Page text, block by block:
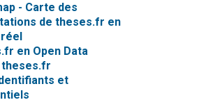
- Carte des
de theses.fr en
en Open Data
theses.fr
et